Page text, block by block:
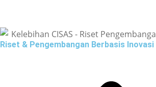
Riset & Pengembangan Berbasis Inovasi